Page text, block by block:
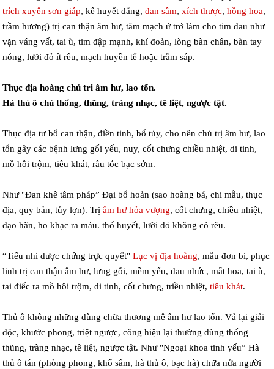
trích xuyên sơn giáp, kê huyết đằng,đan sâm,xích thược,hồng hoa,
trầm hương) trị can thận âm hư, tâm mạch ứ trở làm cho tim đau như
vặn váng vất, tai ù, tim đập mạnh, khí đoản, lòng bàn chân, bàn tay
nóng, lưỡi đỏ ít rêu, mạch huyền tế hoặc trầm sáp.
Thục địa hoàng chủ tri âm hư, lao tổn.
Hà thù ô chủ thống, thũng, tràng nhạc, tê liệt, ngược tật.
Thục địa tư bổ can thận, điền tinh, bổ tủy, cho nên chủ trị âm hư, lao
tổn gây các bệnh lưng gối yếu, nuy, cốt chưng chiều nhiệt, di tinh,
mồ hôi trộm, tiêu khát, râu tóc bạc sớm.
Như "Đan khê tâm pháp” Đại bổ hoản (sao hoàng bá, chi mẫu, thục
địa, quy bản, tủy lợn). Trị âm hư hỏa vượng, cốt chưng, chiều nhiệt,
đạo hãn, ho khạc ra máu. thổ huyết, lưỡi đỏ không có rêu.
“Tiểu nhi dược chứng trực quyết"Lục vị địa hoàng, mẫu đơn bi, phục
linh trị can thận âm hư, lưng gối, mềm yếu, đau nhức, mắt hoa, tai ù,
tai điếc ra mồ hôi trộm, di tinh, cốt chưng, triều nhiệt,tiêu khát.
Thủ ô không những dùng chữa thương mê âm hư lao tổn. Vả lại giải
độc, khước phong, triệt ngược, công hiệu lại thường dùng thống
thũng, tràng nhạc, tê liệt, ngược tật. Như "Ngoại khoa tinh yếu” Hà
thủ ô tán (phòng phong, khổ sâm, hà thủ ô, bạc hà) chữa nửa người